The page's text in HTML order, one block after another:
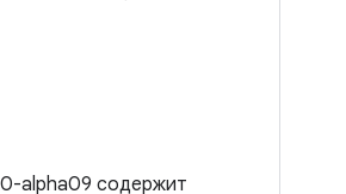
alpha09 содержит